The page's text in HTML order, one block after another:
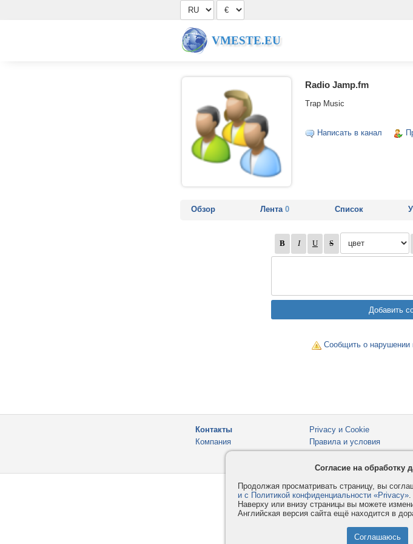
VMESTE.EU
Radio Jamp.fm
Trap Music
Написать в канал
Обзор Лента0 Список
Сообщить о нарушении
Контакты
Компания
Privacy и Cookie
Правила и условия
Согласие на обработку
Продолжая просматривать страницу, вы
и с Политикой конфиденциальности «Privacy».
Наверху или внизу страницы вы можете
Английская версия сайта ещё находится в